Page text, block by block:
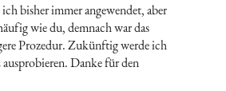
bisher immer angewendet, aber
wie du, demnach war das
Prozedur. Zukünftig werde ich
Danke für den